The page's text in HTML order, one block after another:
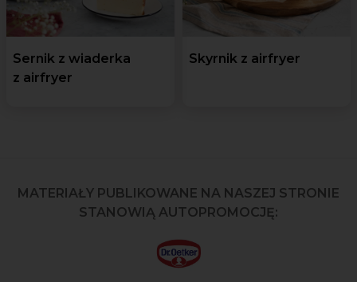
Sernik z wiaderka
z airfryer
Skyrnik z airfryer
MATERIAŁY PUBLIKOWANE NA NASZEJ STRONIE
STANOWIĄ AUTOPROMOCJĘ: